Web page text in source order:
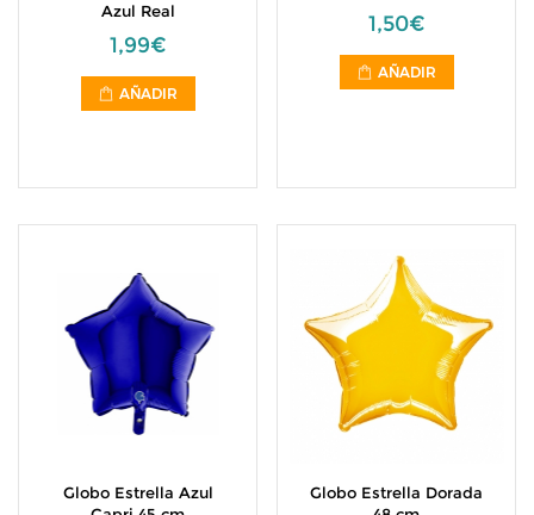
Azul Real
1,99€
AÑADIR
1,50€
AÑADIR
Globo Estrella Azul
Globo Estrella Dorada